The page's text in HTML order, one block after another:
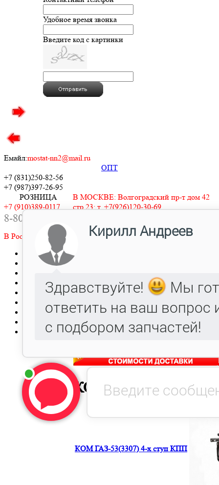
Удобное время звонка
Введите код с картинки
Емайл:mostat-nn2@mail.ru
ОПТ
+7 (831)250-82-56
+7 (987)397-26-95
РОЗНИЦА
+7 (910)389-0117
8-800-505-0117
В МОСКВЕ: Волгоградский пр-т дом 42
стр.23: т. +7(926)120-30-69
В Ростове на Дону: +7(938)515-9439
Главная
Заявка
Автокаталог
Металлообработка, Литье чугуна и стали.
Гарантия
Оптовым клиентам
Доставка
Контакты
КОМ и
КОМ ГАЗ-53(3307) 4-х ступ КПП